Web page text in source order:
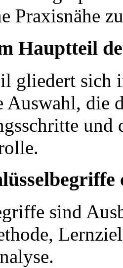
Praxisnähe
Hauptteil
gliedert sich
Auswahl, die
und
sind